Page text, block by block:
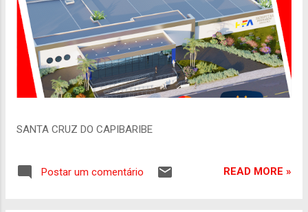
SANTA CRUZ DO CAPIBARIBE
Postar um comentário READ MORE »